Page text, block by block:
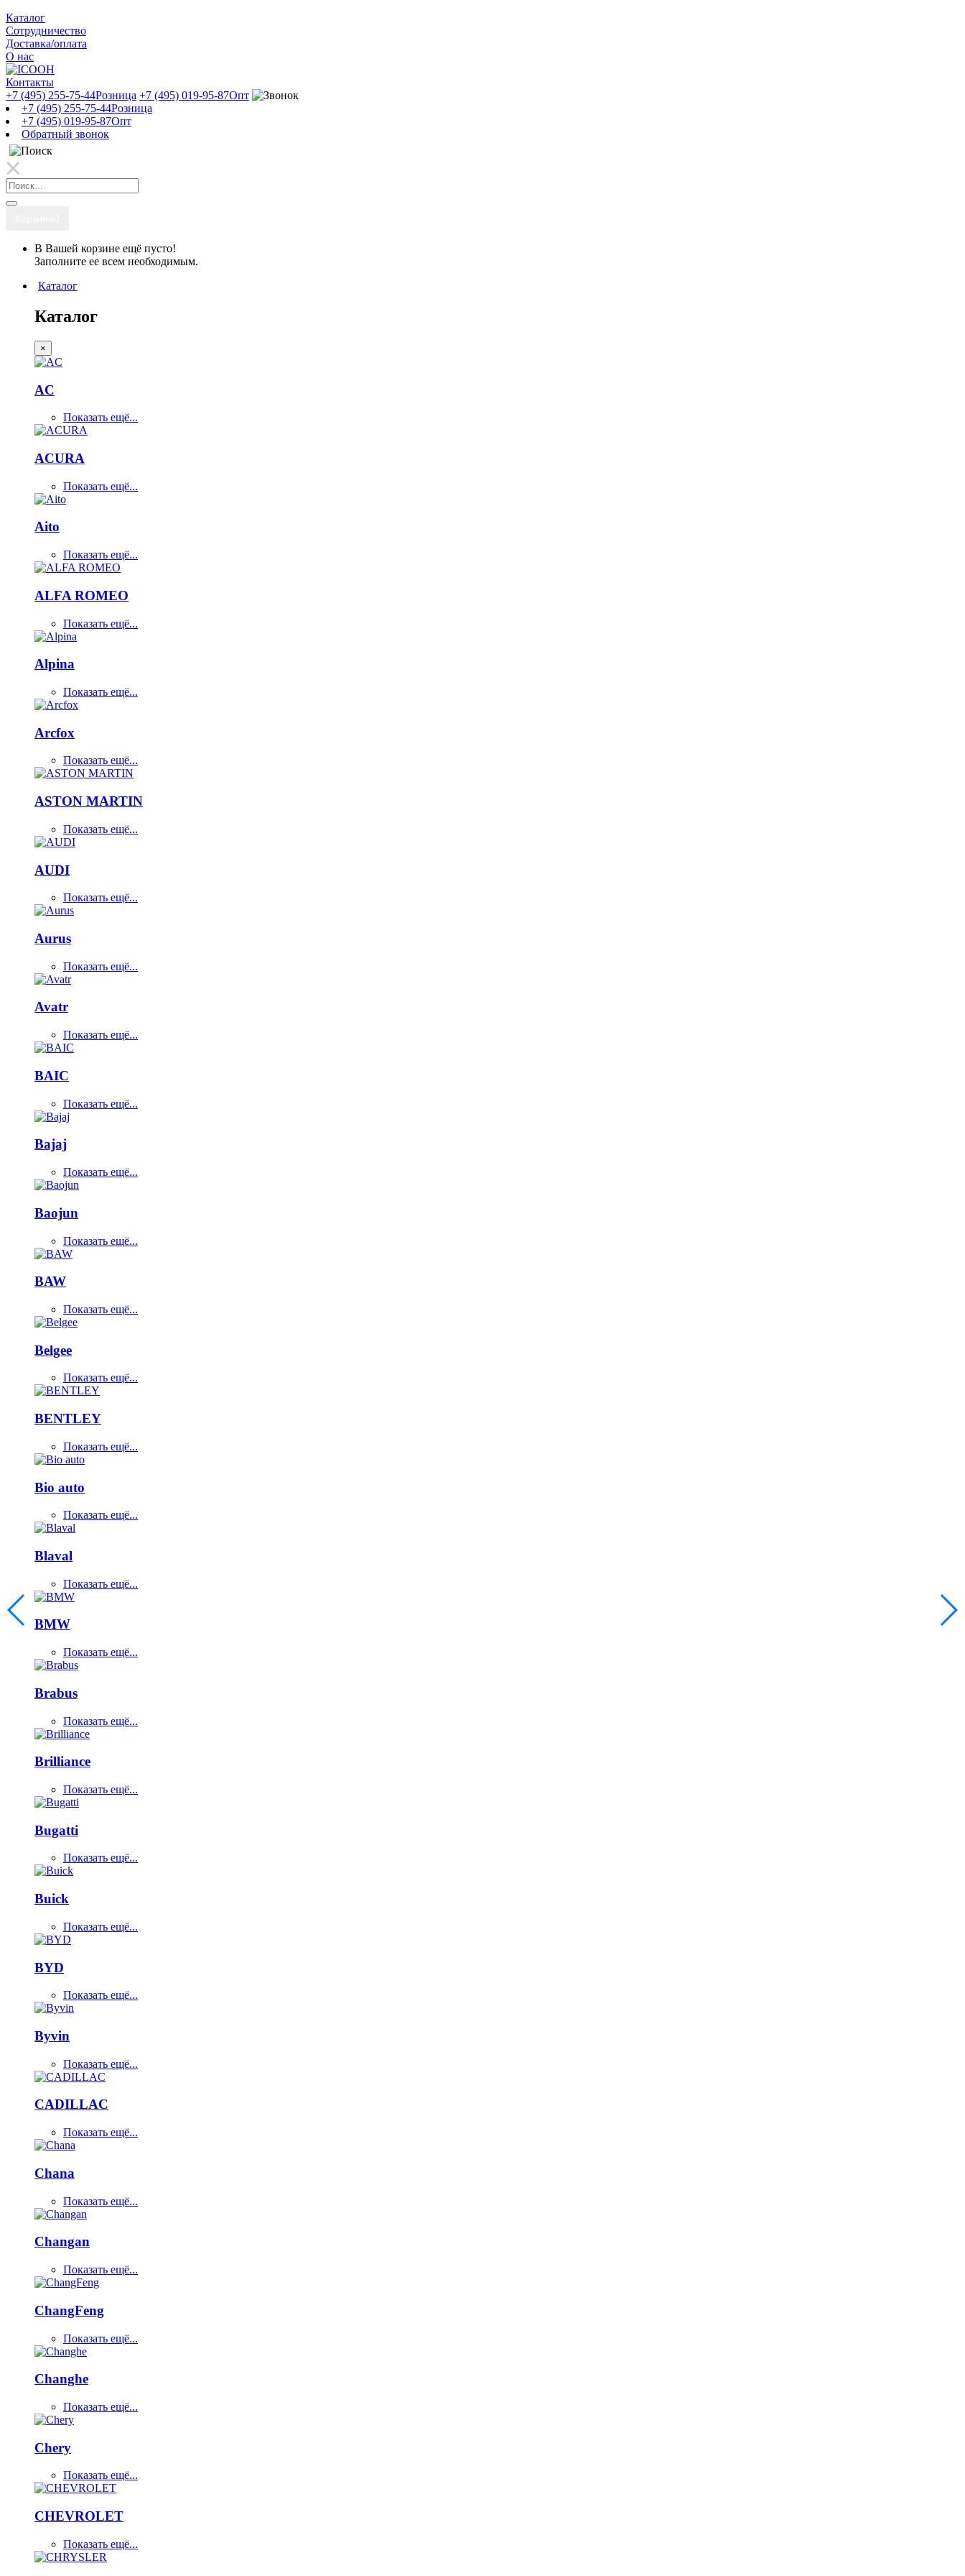
Каталог
Сотрудничество
Доставка/оплата
О нас
Контакты
+7 (495) 255-75-44Розница +7 (495) 019-95-87Опт
+7 (495) 255-75-44Розница
+7 (495) 019-95-87Опт
Обратный звонок
В Вашей корзине ещё пусто!
Заполните ее всем необходимым.
Каталог
Каталог
×
AC
Показать ещё...
ACURA
Показать ещё...
Aito
Показать ещё...
ALFA ROMEO
Показать ещё...
Alpina
Показать ещё...
Arcfox
Показать ещё...
ASTON MARTIN
Показать ещё...
AUDI
Показать ещё...
Aurus
Показать ещё...
Avatr
Показать ещё...
BAIC
Показать ещё...
Bajaj
Показать ещё...
Baojun
Показать ещё...
BAW
Показать ещё...
Belgee
Показать ещё...
BENTLEY
Показать ещё...
Bio auto
Показать ещё...
Blaval
Показать ещё...
BMW
Показать ещё...
Brabus
Показать ещё...
Brilliance
Показать ещё...
Bugatti
Показать ещё...
Buick
Показать ещё...
BYD
Показать ещё...
Byvin
Показать ещё...
CADILLAC
Показать ещё...
Chana
Показать ещё...
Changan
Показать ещё...
ChangFeng
Показать ещё...
Changhe
Показать ещё...
Chery
Показать ещё...
CHEVROLET
Показать ещё...